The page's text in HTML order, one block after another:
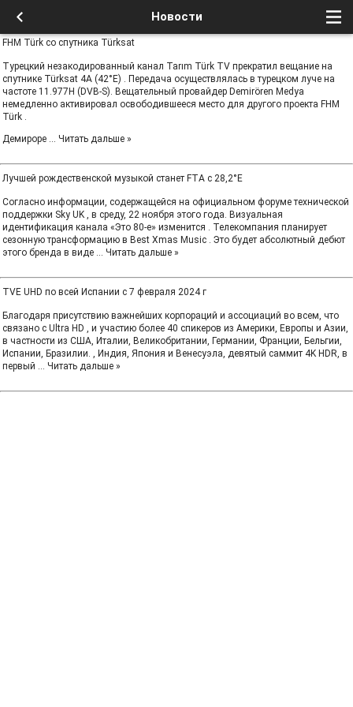
Новости
FHM Türk со спутника Türksat
Турецкий незакодированный канал Tarım Türk TV прекратил вещание на
спутнике Türksat 4A (42°E) . Передача осуществлялась в турецком луче на
частоте 11.977H (DVB-S). Вещательный провайдер Demirören Medya
немедленно активировал освободившееся место для другого проекта FHM
Türk .
Демироре ... Читать дальше »
Лучшей рождественской музыкой станет FTA с 28,2°E
Согласно информации, содержащейся на официальном форуме технической
поддержки Sky UK , в среду, 22 ноября этого года. Визуальная
идентификация канала «Это 80-е» изменится . Телекомпания планирует
сезонную трансформацию в Best Xmas Music . Это будет абсолютный дебют
этого бренда в виде ... Читать дальше »
TVE UHD по всей Испании с 7 февраля 2024 г
Благодаря присутствию важнейших корпораций и ассоциаций во всем, что
связано с Ultra HD , и участию более 40 спикеров из Америки, Европы и Азии,
в частности из США, Италии, Великобритании, Германии, Франции, Бельгии,
Испании, Бразилии. , Индия, Япония и Венесуэла, девятый саммит 4K HDR, в
первый ... Читать дальше »